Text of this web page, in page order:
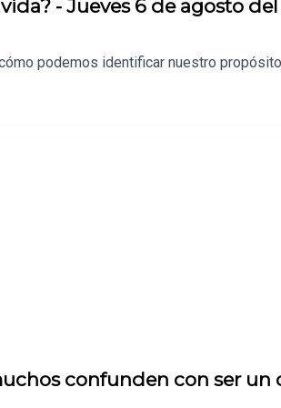
- Jueves 6 de agosto
podemos identificar nuestro
confunden con ser un